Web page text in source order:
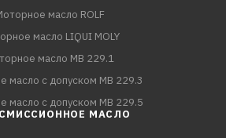
масло ROLF
масло LIQUI MOLY
масло MB 229.1
масло с допуском MB 229.3
масло с допуском MB 229.5
МАСЛО